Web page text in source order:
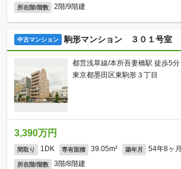
所在階/階数 2階/9階建
中古マンション 駒形マンション ３０１号室
都営浅草線/本所吾妻橋駅 徒歩5分
東京都墨田区東駒形３丁目
3,390万円
間取り 1DK 専有面積 39.05m² 築年月 54年8ヶ月
所在階/階数 3階/8階建